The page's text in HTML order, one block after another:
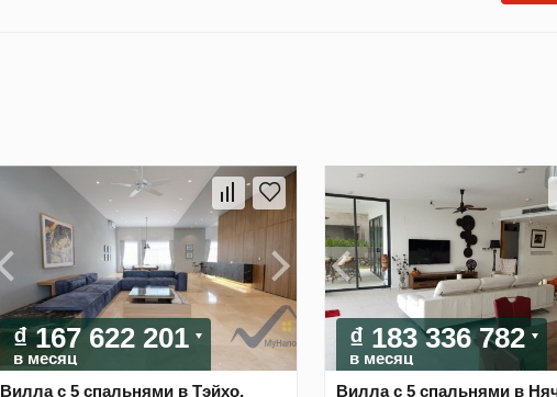
₫ 167 622 201
в месяц
Вилла с 5 спальнями в Тэйхо,
₫ 183 336 782
в месяц
Вилла с 5 спальнями в